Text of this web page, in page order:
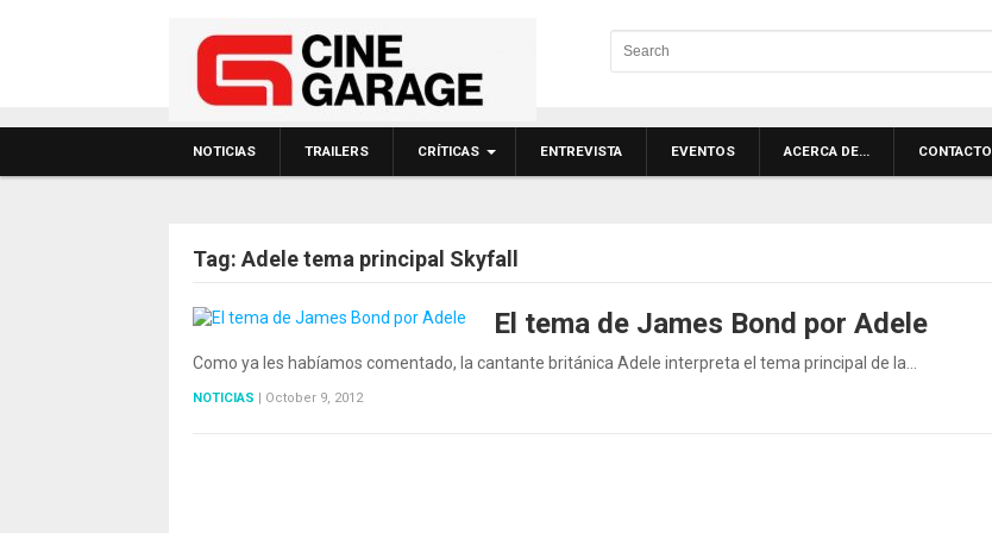
NOTICIAS TRAILERS CRÍTICAS ENTREVISTA EVENTOS ACERCA DE… CONTACTO
Tag: Adele tema principal Skyfall
El tema de James Bond por Adele
Como ya les habíamos comentado, la cantante británica Adele interpreta el tema principal de la…
NOTICIAS | October 9, 2012